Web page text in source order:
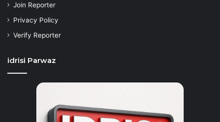
Join Reporter
Privacy Policy
Verify Reporter
idrisi Parwaz